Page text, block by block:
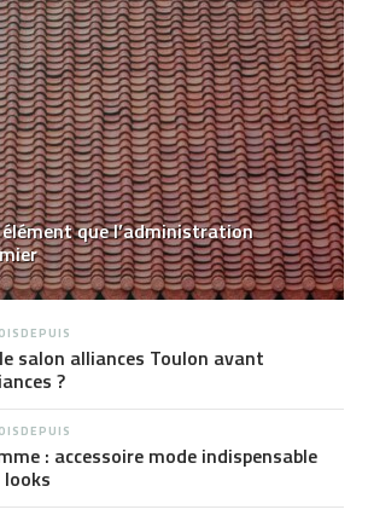
que l’administration
salon alliances Toulon avant
?
: accessoire mode indispensable